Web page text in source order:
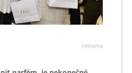
reklama